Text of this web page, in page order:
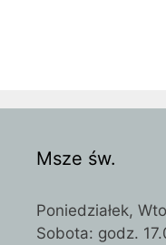
Msze św.
Poniedziałek,
Sobota: godz.